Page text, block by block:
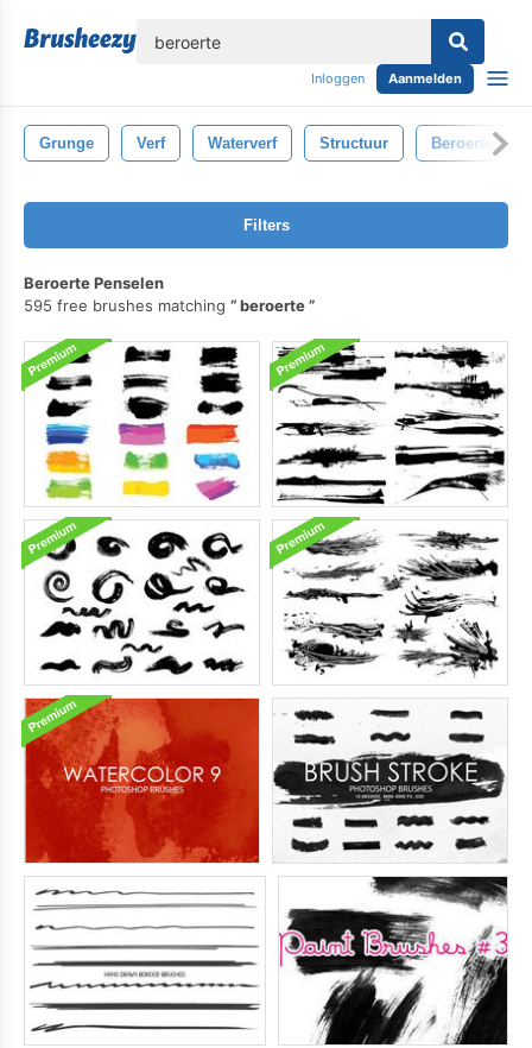
Inloggen Aanmelden
Grunge Verf Waterverf Structuur Beroertes
Filters
Beroerte Penselen
595 free brushes matching
beroerte